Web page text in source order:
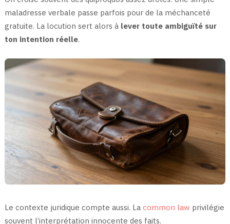
maladresse verbale passe parfois pour de la méchanceté
gratuite. La locution sert alors à lever toute ambiguïté sur
ton intention réelle.
Le contexte juridique compte aussi. La common law privilégie
souvent l’interprétation innocente des faits.